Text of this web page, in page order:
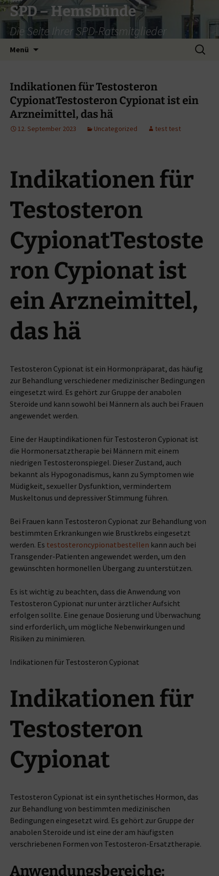
Zum
Inhalt
springen
SPD – Hemsbünde
Die Seite Ihrer SPD-Ratsmitglieder
Menü
Suche
nach:
Indikationen für Testosteron
CypionatTestosteron Cypionat ist ein
Arzneimittel, das hä
12. September 2023 Uncategorized test test
Indikationen für
Testosteron
CypionatTestoste
ron Cypionat ist
ein Arzneimittel,
das hä
Testosteron Cypionat ist ein Hormonpräparat, das häufig
zur Behandlung verschiedener medizinischer Bedingungen
eingesetzt wird. Es gehört zur Gruppe der anabolen
Steroide und kann sowohl bei Männern als auch bei Frauen
angewendet werden.
Eine der Hauptindikationen für Testosteron Cypionat ist
die Hormonersatztherapie bei Männern mit einem
niedrigen Testosteronspiegel. Dieser Zustand, auch
bekannt als Hypogonadismus, kann zu Symptomen wie
Müdigkeit, sexueller Dysfunktion, vermindertem
Muskeltonus und depressiver Stimmung führen.
Bei Frauen kann Testosteron Cypionat zur Behandlung von
bestimmten Erkrankungen wie Brustkrebs eingesetzt
werden. Es testosteroncypionatbestellen kann auch bei
Transgender-Patienten angewendet werden, um den
gewünschten hormonellen Übergang zu unterstützen.
Es ist wichtig zu beachten, dass die Anwendung von
Testosteron Cypionat nur unter ärztlicher Aufsicht
erfolgen sollte. Eine genaue Dosierung und Überwachung
sind erforderlich, um mögliche Nebenwirkungen und
Risiken zu minimieren.
Indikationen für Testosteron Cypionat
Indikationen für
Testosteron
Cypionat
Testosteron Cypionat ist ein synthetisches Hormon, das
zur Behandlung von bestimmten medizinischen
Bedingungen eingesetzt wird. Es gehört zur Gruppe der
anabolen Steroide und ist eine der am häufigsten
verschriebenen Formen von Testosteron-Ersatztherapie.
Anwendungsbereiche: